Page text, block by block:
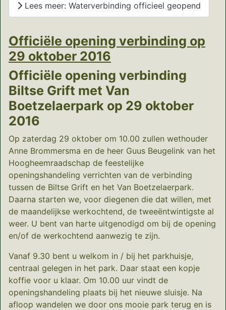
Lees meer: Waterverbinding officieel geopend
Officiële opening verbinding op
29 oktober 2016
Officiële opening verbinding
Biltse Grift met Van
Boetzelaerpark op 29 oktober
2016
Op zaterdag 29 oktober om 10.00 zullen wethouder
Anne Brommersma en de heer Guus Beugelink van het
Hoogheemraadschap de feestelijke
openingshandeling verrichten van de verbinding
tussen de Biltse Grift en het Van Boetzelaerpark.
Daarna starten we, voor diegenen die dat willen, met
de maandelijkse werkochtend, de tweeëntwintigste al
weer. U bent van harte uitgenodigd om bij de opening
en/of de werkochtend aanwezig te zijn.
Vanaf 9.30 bent u welkom in / bij het parkhuisje,
centraal gelegen in het park. Daar staat een kopje
koffie voor u klaar. Om 10.00 uur vindt de
openingshandeling plaats bij het nieuwe sluisje. Na
afloop wandelen we door ons mooie park terug en is